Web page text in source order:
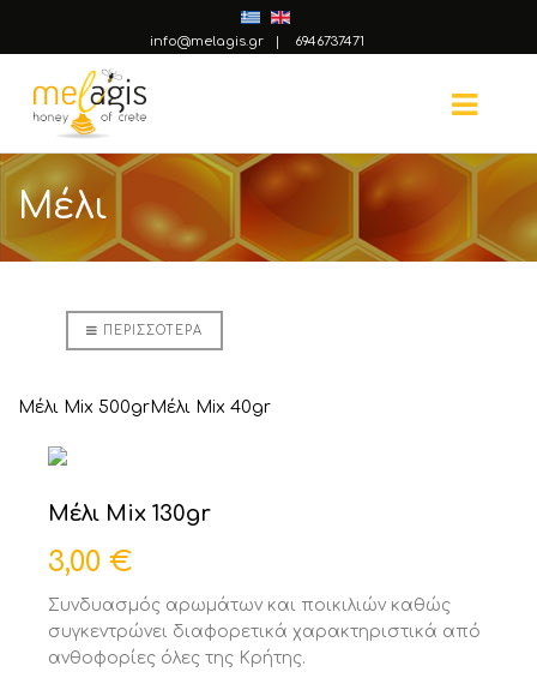
info@melagis.gr| 6946737471
Μέλι
ΠΕΡΙΣΣΌΤΕΡΑ
Μέλι Mix 500grΜέλι Mix 40gr
Μέλι Mix 130gr
3,00 €
Συνδυασμός αρωμάτων και ποικιλιών καθώς
συγκεντρώνει διαφορετικά χαρακτηριστικά από
ανθοφορίες όλες της Κρήτης.